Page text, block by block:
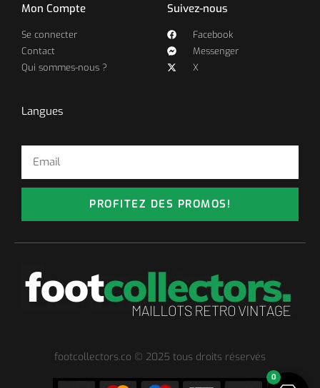
Mon Compte
Se connecter
Contact
Qui sommes-nous ?
Suivez-nous
Facebook
Messenger
X
Langues
PROFITEZ DES PROMOS!
footcollectors.co © 2025 tous droits réservés
0